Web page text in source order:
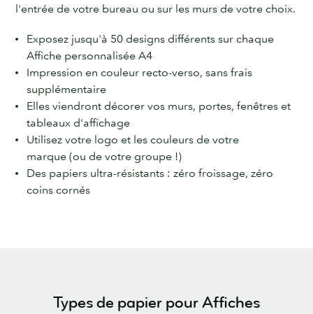
l'entrée de votre bureau ou sur les murs de votre choix.
Exposez jusqu'à 50 designs différents sur chaque
Affiche personnalisée A4
Impression en couleur recto-verso, sans frais
supplémentaire
Elles viendront décorer vos murs, portes, fenêtres et
tableaux d'affichage
Utilisez votre logo et les couleurs de votre
marque (ou de votre groupe !)
Des papiers ultra-résistants : zéro froissage, zéro
coins cornés
Types de papier pour Affiches